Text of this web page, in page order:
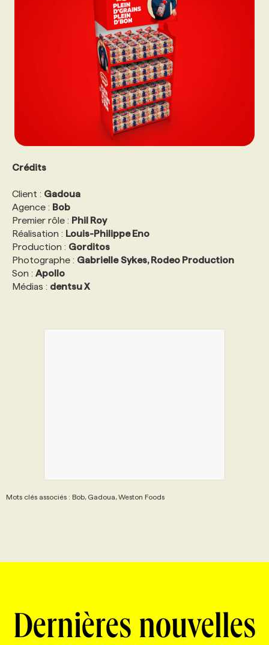
Crédits
Client : Gadoua
Agence : Bob
Premier rôle : Phil Roy
Réalisation : Louis-Philippe Eno
Production : Gorditos
Photographe : Gabrielle Sykes, Rodeo Production
Son : Apollo
Médias : dentsu X
Mots clés associés : Bob, Gadoua, Weston Foods
Dernières nouvelles